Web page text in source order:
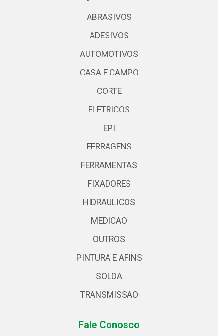
ABRASIVOS
ADESIVOS
AUTOMOTIVOS
CASA E CAMPO
CORTE
ELETRICOS
EPI
FERRAGENS
FERRAMENTAS
FIXADORES
HIDRAULICOS
MEDICAO
OUTROS
PINTURA E AFINS
SOLDA
TRANSMISSAO
Fale Conosco